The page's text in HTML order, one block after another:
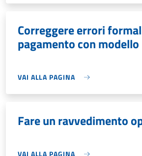
Correggere errori
pagamento con modello
VAI ALLA PAGINA
Fare un ravvedimento
VAI ALLA PAGINA